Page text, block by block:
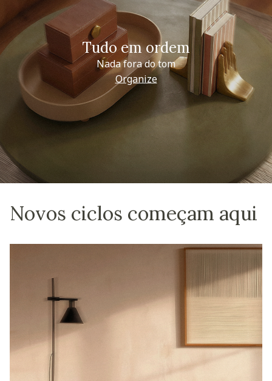
Tudo em ordem
Nada fora do tom
Organize
Novos ciclos começam aqui